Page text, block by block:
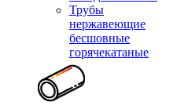
Трубы
нержавеющие
бесшовные
горячекатаные